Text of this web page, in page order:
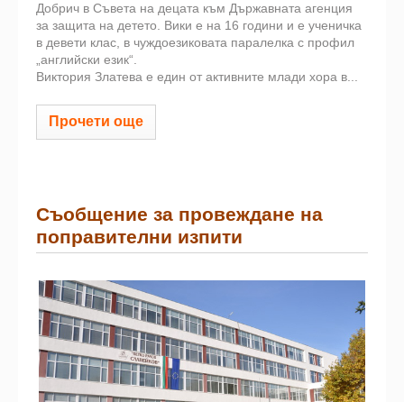
Добрич в Съвета на децата към Държавната агенция
за защита на детето. Вики е на 16 години и е ученичка
в девети клас, в чуждоезиковата паралелка с профил
„английски език“.
Виктория Златева е един от активните млади хора в...
Прочети още
Съобщение за провеждане на
поправителни изпити